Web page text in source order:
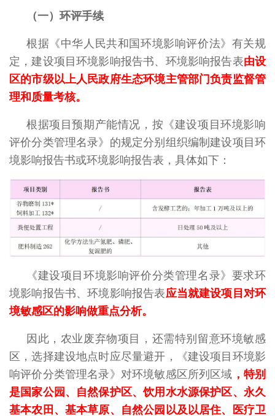
（一）环评手续
根据《中华人民共和国环境影响评价法》有关规
定，建设项目环境影响报告书、环境影响报告表由设
区的市级以上人民政府生态环境主管部门负责监督管
理和质量考核。
根据项目预期产能情况，按《建设项目环境影响
评价分类管理名录》的规定分别组织编制建设项目环
境影响报告书或环境影响报告表，具体如下：
《建设项目环境影响评价分类管理名录》要求环
境影响报告书、环境影响报告表应当就建设项目对环
境敏感区的影响做重点分析。
因此，农业废弃物项目，还需特别留意环境敏感
区，选择建设地点时应尽量避开，《建设项目环境影
响评价分类管理名录》对环境敏感区所列区域 ，特别
是国家公园、自然保护区、饮用水水源保护区、永久
基本农田、基本草原、自然公园以及以居住、医疗卫